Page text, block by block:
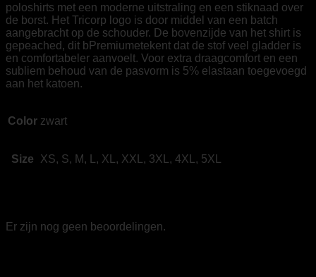
poloshirts met een moderne uitstraling en een stiknaad over
de borst. Het Tricorp logo is door middel van een batch
aangebracht op de schouder. De bovenzijde van het shirt is
gepeached, dit bPremiumetekent dat de stof veel gladder is
en comfortabeler aanvoelt. Voor extra draagcomfort en een
subliem behoud van de pasvorm is 5% elastaan toegevoegd
aan het katoen.
Color zwart
Size XS, S, M, L, XL, XXL, 3XL, 4XL, 5XL
Er zijn nog geen beoordelingen.